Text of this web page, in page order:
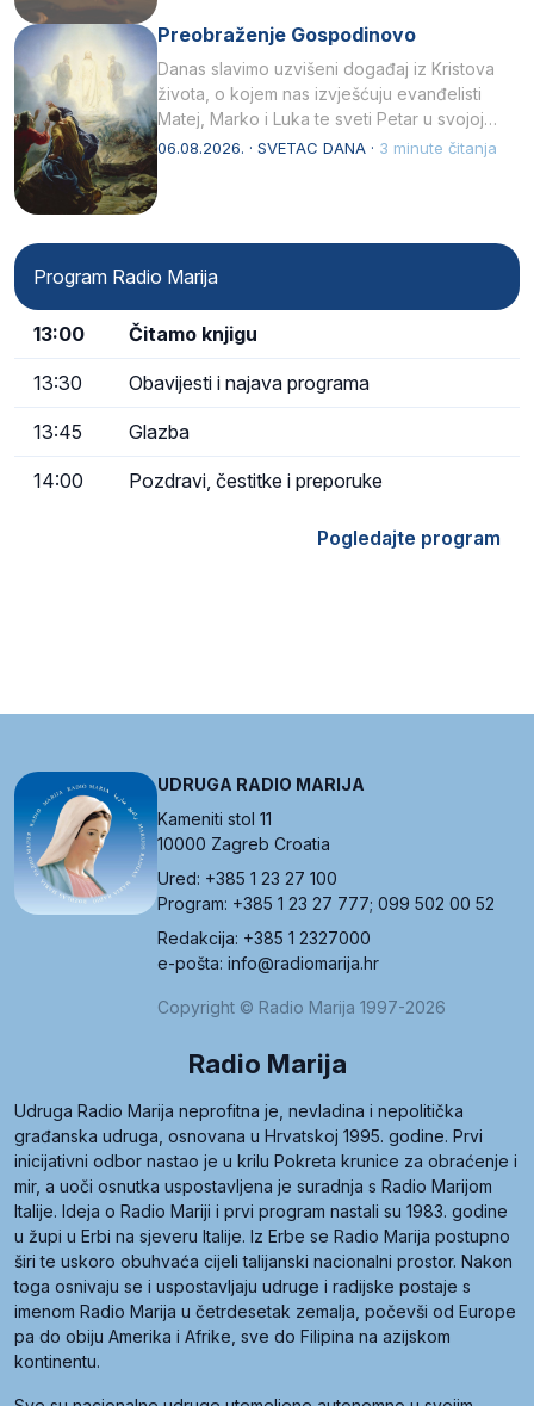
Preobraženje Gospodinovo
Danas slavimo uzvišeni događaj iz Kristova
života, o kojem nas izvješćuju evanđelisti
Matej, Marko i Luka te sveti Petar u svojoj
drugoj…
06.08.2026. · SVETAC DANA · 3 minute čitanja
Program Radio Marija
13:00 Čitamo knjigu
13:30 Obavijesti i najava programa
13:45 Glazba
14:00 Pozdravi, čestitke i preporuke
Pogledajte program
UDRUGA RADIO MARIJA
Kameniti stol 11
10000 Zagreb Croatia
Ured: +385 1 23 27 100
Program: +385 1 23 27 777; 099 502 00 52
Redakcija: +385 1 2327000
e-pošta: info@radiomarija.hr
Copyright © Radio Marija 1997-2026
Radio Marija
Udruga Radio Marija neprofitna je, nevladina i nepolitička
građanska udruga, osnovana u Hrvatskoj 1995. godine. Prvi
inicijativni odbor nastao je u krilu Pokreta krunice za obraćenje i
mir, a uoči osnutka uspostavljena je suradnja s Radio Marijom
Italije. Ideja o Radio Mariji i prvi program nastali su 1983. godine
u župi u Erbi na sjeveru Italije. Iz Erbe se Radio Marija postupno
širi te uskoro obuhvaća cijeli talijanski nacionalni prostor. Nakon
toga osnivaju se i uspostavljaju udruge i radijske postaje s
imenom Radio Marija u četrdesetak zemalja, počevši od Europe
pa do obiju Amerika i Afrike, sve do Filipina na azijskom
kontinentu.